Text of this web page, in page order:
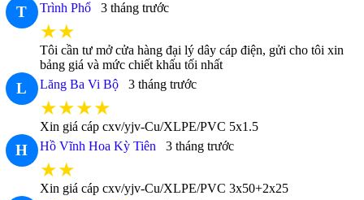
T Trình Phổ 3 tháng trước
★★
Tôi cần tư mở cửa hàng đại lý dây cáp điện, gửi cho tôi xin
bảng giá và mức chiết khấu tối nhất
L Lăng Ba Vi Bộ 3 tháng trước
★★★★
Xin giá cáp cxv/yjv-Cu/XLPE/PVC 5x1.5
H Hồ Vĩnh Hoa Kỳ Tiên 3 tháng trước
★★
Xin giá cáp cxv/yjv-Cu/XLPE/PVC 3x50+2x25